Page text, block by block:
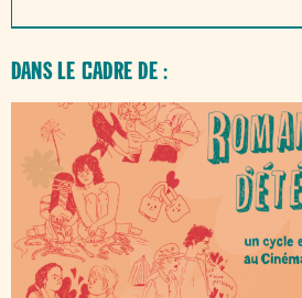
Dans le cadre de :